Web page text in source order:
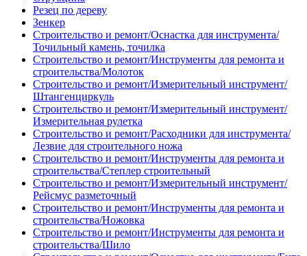
Резец по дереву
Зенкер
Строительство и ремонт/Оснастка для инструмента/
Точильный камень, точилка
Строительство и ремонт/Инструменты для ремонта и
строительства/Молоток
Строительство и ремонт/Измерительный инструмент/
Штангенциркуль
Строительство и ремонт/Измерительный инструмент/
Измерительная рулетка
Строительство и ремонт/Расходники для инструмента/
Лезвие для строительного ножа
Строительство и ремонт/Инструменты для ремонта и
строительства/Степлер строительный
Строительство и ремонт/Измерительный инструмент/
Рейсмус разметочный
Строительство и ремонт/Инструменты для ремонта и
строительства/Ножовка
Строительство и ремонт/Инструменты для ремонта и
строительства/Шило